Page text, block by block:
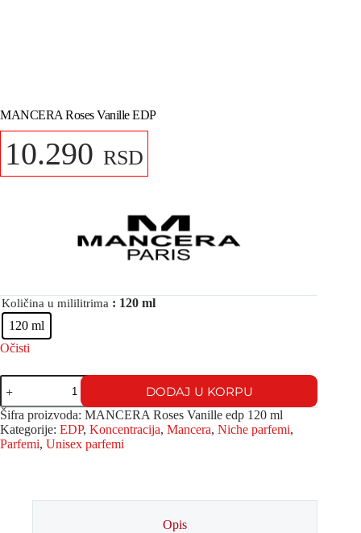
MANCERA Roses Vanille EDP
10.290 RSD
Količina u mililitrima : 120 ml
120 ml
Očisti
DODAJ U KORPU
Šifra proizvoda: MANCERA Roses Vanille edp 120 ml
Kategorije: EDP, Koncentracija, Mancera, Niche parfemi,
Parfemi, Unisex parfemi
Opis